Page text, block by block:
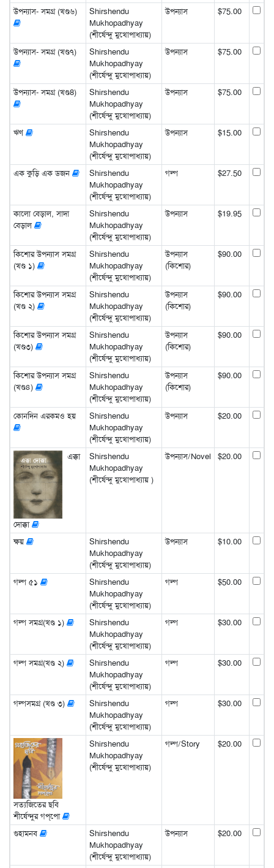
উপন্যাস- সমগ্র (খণ্ড৬)
Shirshendu
Mukhopadhyay
(শীর্ষেন্দু মুখোপাধ্যায়)
উপন্যাস $75.00
উপন্যাস- সমগ্র (খণ্ড৭)
Shirshendu
Mukhopadhyay
(শীর্ষেন্দু মুখোপাধ্যায়)
উপন্যাস $75.00
উপন্যাস- সমগ্র (খণ্ড8)
Shirshendu
Mukhopadhyay
(শীর্ষেন্দু মুখোপাধ্যায়)
উপন্যাস $75.00
ঋণ
Shirshendu
Mukhopadhyay
(শীর্ষেন্দু মুখোপাধ্যায়)
উপন্যাস $15.00
এক কুড়ি এক ডজন
Shirshendu
Mukhopadhyay
(শীর্ষেন্দু মুখোপাধ্যায়)
গল্প $27.50
কালো বেড়াল, সাদা
বেড়াল
Shirshendu
Mukhopadhyay
(শীর্ষেন্দু মুখোপাধ্যায়)
উপন্যাস $19.95
কিশোর উপন্যাস সমগ্র
(খণ্ড ১)
Shirshendu
Mukhopadhyay
(শীর্ষেন্দু মুখোপাধ্যায়)
উপন্যাস
(কিশোর)
$90.00
কিশোর উপন্যাস সমগ্র
(খণ্ড ২)
Shirshendu
Mukhopadhyay
(শীর্ষেন্দু মুখোপাধ্যায়)
উপন্যাস
(কিশোর)
$90.00
কিশোর উপন্যাস সমগ্র
(খণ্ড৩)
Shirshendu
Mukhopadhyay
(শীর্ষেন্দু মুখোপাধ্যায়)
উপন্যাস
(কিশোর)
$90.00
কিশোর উপন্যাস সমগ্র
(খণ্ড৪)
Shirshendu
Mukhopadhyay
(শীর্ষেন্দু মুখোপাধ্যায়)
উপন্যাস
(কিশোর)
$90.00
কোনদিন এরকমও হয়
Shirshendu
Mukhopadhyay
(শীর্ষেন্দু মুখোপাধ্যায়)
উপন্যাস $20.00
এক্কা
দোক্কা
Shirshendu
Mukhopadhyay
(শীর্ষেন্দু মুখোপাধ্যায় )
উপন্যাস/Novel $20.00
ক্ষয়
Shirshendu
Mukhopadhyay
(শীর্ষেন্দু মুখোপাধ্যায়)
উপন্যাস $10.00
গল্প ৫১
Shirshendu
Mukhopadhyay
(শীর্ষেন্দু মুখোপাধ্যায়)
গল্প $50.00
গল্প সমগ্র(খণ্ড ১)
Shirshendu
Mukhopadhyay
(শীর্ষেন্দু মুখোপাধ্যায়)
গল্প $30.00
গল্প সমগ্র(খণ্ড ২)
Shirshendu
Mukhopadhyay
(শীর্ষেন্দু মুখোপাধ্যায়)
গল্প $30.00
গল্পসমগ্র (খণ্ড ৩)
Shirshendu
Mukhopadhyay
(শীর্ষেন্দু মুখোপাধ্যায়)
গল্প $30.00
সত্যজিতের ছবি
শীর্ষেন্দুর গপ্‌পো
Shirshendu
Mukhopadhyay
(শীর্ষেন্দু মুখোপাধ্যায়)
গল্প/Story $20.00
গুহামনব
Shirshendu
Mukhopadhyay
(শীর্ষেন্দু মুখোপাধ্যায়)
উপন্যাস $20.00